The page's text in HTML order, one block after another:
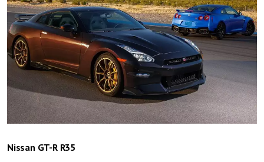
Nissan GT-R R35